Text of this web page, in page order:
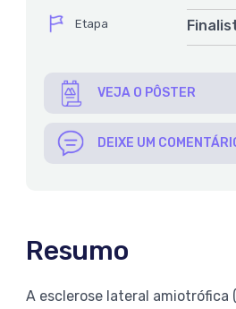
íconeEtapa
VEJA O PÔSTER
DEIXE UM
Resumo
A esclerose lateral amiotrófica